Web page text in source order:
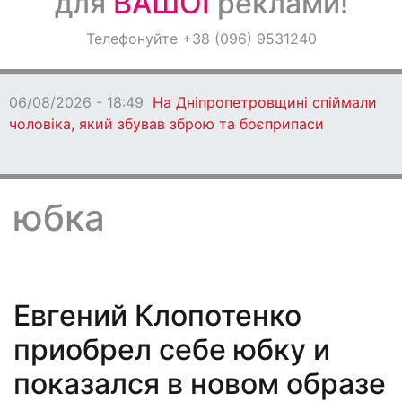
ОголошенняТелефонуйте +38 (096) 9531240
06/08/2026 - 18:49 На Дніпропетровщині спіймали
чоловіка, який збував зброю та боєприпаси
юбка
Евгений Клопотенко
приобрел себе юбку и
показался в новом образе